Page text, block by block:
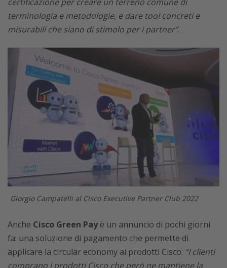
terminologia e metodologie, e dare tool concreti e
misurabili che siano di stimolo per i partner”.
Giorgio Campatelli al Cisco Executive Partner Club 2022
Anche Cisco Green Payè un annuncio di pochi giorni
fa: una soluzione di pagamento che permette di
applicare la circular economy ai prodotti Cisco: “I clienti
comprano i prodotti Cisco che però ne mantiene la